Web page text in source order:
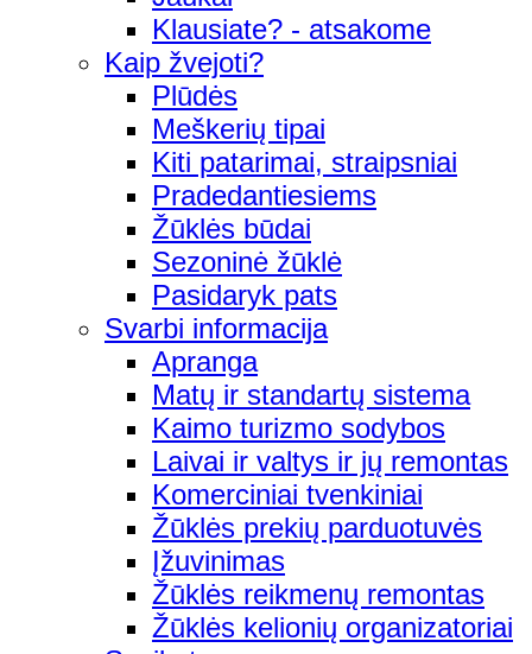
Klausiate? - atsakome
Kaip žvejoti?
Plūdės
Meškerių tipai
Kiti patarimai, straipsniai
Pradedantiesiems
Žūklės būdai
Sezoninė žūklė
Pasidaryk pats
Svarbi informacija
Apranga
Matų ir standartų sistema
Kaimo turizmo sodybos
Laivai ir valtys ir jų remontas
Komerciniai tvenkiniai
Žūklės prekių parduotuvės
Įžuvinimas
Žūklės reikmenų remontas
Žūklės kelionių organizatoriai